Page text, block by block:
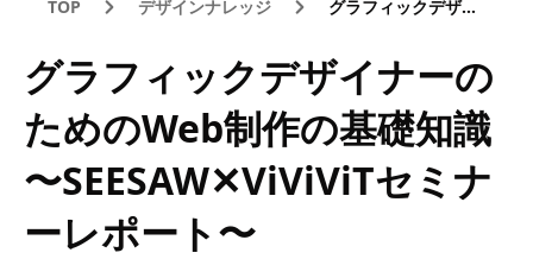
TOP デザインナレッジ グラフィックデザイナーのためのWeb制作の基礎知識 〜SEESAW✕ViViViTセミナーレポート〜
グラフィックデザイナーの
ためのWeb制作の基礎知識
〜SEESAW✕ViViViTセミナ
ーレポート〜